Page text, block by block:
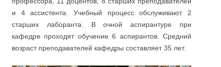
и 4 ассистента. Учебный процесс обслуживают 2
старших лаборанта. В очной аспирантуре при
кафедре проходят обучение 6 аспирантов. Средний
возраст преподавателей кафедры составляет 35 лет.